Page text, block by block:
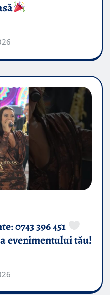
0743 396 451
evenimentului tău!